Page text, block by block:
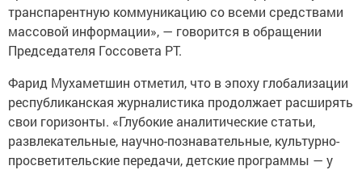
транспарентную коммуникацию со всеми средствами
массовой информации», — говорится в обращении
Председателя Госсовета РТ.
Фарид Мухаметшин отметил, что в эпоху глобализации
республиканская журналистика продолжает расширять
свои горизонты. «Глубокие аналитические статьи,
развлекательные, научно-познавательные, культурно-
просветительские передачи, детские программы — у